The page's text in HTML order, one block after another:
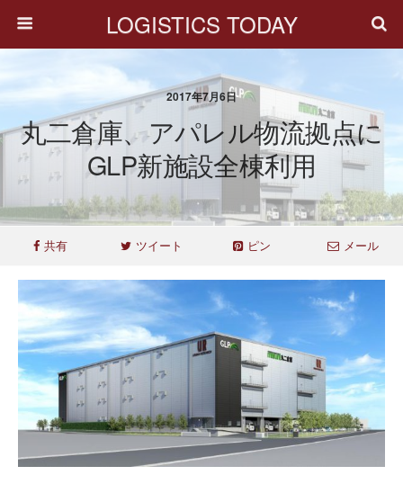
LOGISTICS TODAY
2017年7月6日
丸二倉庫、アパレル物流拠点に
GLP新施設全棟利用
共有 ツイート ピン メール